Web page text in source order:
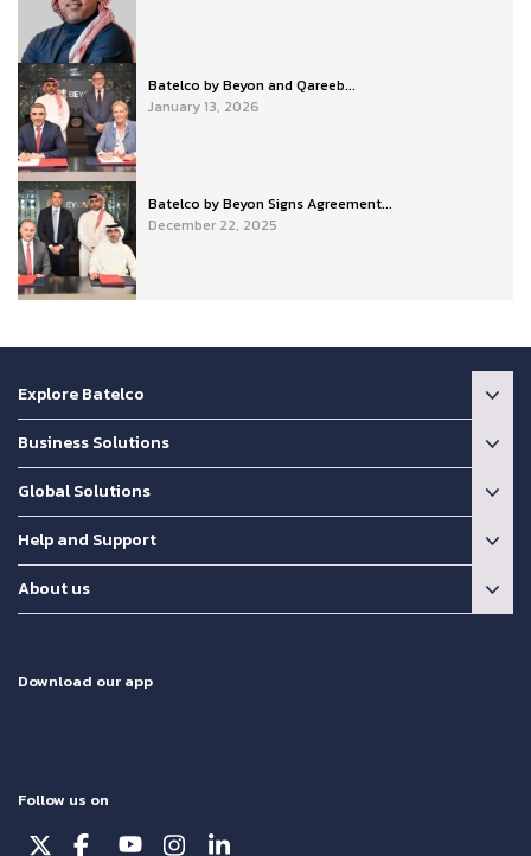
Batelco by Beyon and Qareeb...
January 13, 2026
Batelco by Beyon Signs Agreement...
December 22, 2025
Explore Batelco
Business Solutions
Global Solutions
Help and Support
About us
Download our app
Follow us on